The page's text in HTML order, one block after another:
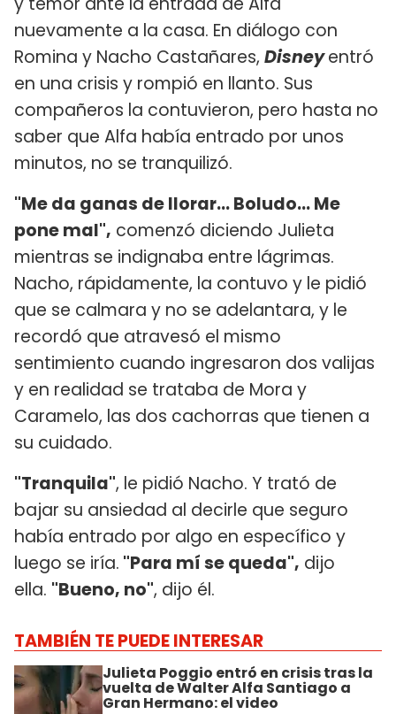
nuevamente a la casa. En diálogo con
Romina y Nacho Castañares, Disneyentró
en una crisis y rompió en llanto. Sus
compañeros la contuvieron, pero hasta no
saber que Alfa había entrado por unos
minutos, no se tranquilizó.
"Me da ganas de llorar... Boludo... Me
pone mal", comenzó diciendo Julieta
mientras se indignaba entre lágrimas.
Nacho, rápidamente, la contuvo y le pidió
que se calmara y no se adelantara, y le
recordó que atravesó el mismo
sentimiento cuando ingresaron dos valijas
y en realidad se trataba de Mora y
Caramelo, las dos cachorras que tienen a
su cuidado.
"Tranquila", le pidió Nacho. Y trató de
bajar su ansiedad al decirle que seguro
había entrado por algo en específico y
luego se iría. "Para mí se queda", dijo
ella. "Bueno, no", dijo él.
TAMBIÉN TE PUEDE INTERESAR
Julieta Poggio entró en crisis tras la
vuelta de Walter Alfa Santiago a
Gran Hermano: el video